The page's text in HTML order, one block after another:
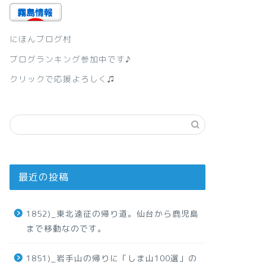
にほんブログ村
ブログランキング参加中です♪
クリックで応援よろしく♫
最近の投稿
1852)_東北遠征の帰り道。仙台から鹿児島
まで移動なのです。
1851)_岩手山の帰りに「しま山100選」の